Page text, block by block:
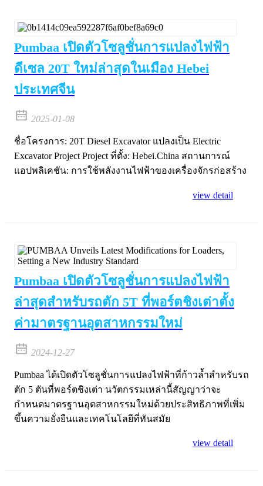
Pumbaa เปิดตัวโซลูชั่นการแปลงไฟฟ้า
ดีเซล 20T ใหม่ล่าสุดในเมือง Hebei
ประเทศจีน
2025-01-08
ชื่อโครงการ: 20T Diesel Excavator แปลงเป็น Electric
Excavator Project Project ที่ตั้ง: Hebei.China สถานการณ์
แอปพลิเคชัน: การใช้พลังงานไฟฟ้าของเครื่องจักรก่อสร้าง
view detail
Pumbaa เปิดตัวโซลูชั่นการแปลงไฟฟ้า
ล่าสุดสำหรับรถตัก 5T ที่พอร์ตชิงเต่าตั้ง
ค่ามาตรฐานอุตสาหกรรมใหม่
2024-12-27
Pumbaa ได้เปิดตัวโซลูชั่นการแปลงไฟฟ้าที่ก้าวล้ำสำหรับรถ
ตัก 5 ตันที่พอร์ตชิงเต่า นวัตกรรมเหล่านี้สัญญาว่าจะ
กำหนดมาตรฐานอุตสาหกรรมใหม่ด้วยประสิทธิภาพที่เพิ่ม
ขึ้นความยั่งยืนและเทคโนโลยีที่ทันสมัย
view detail